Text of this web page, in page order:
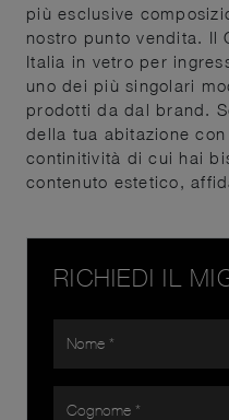
più esclusive
nostro punto vendita. Il
Italia in vetro per
uno dei più singolari
prodotti da dal brand.
della tua abitazione
continitività di cui hai
contenuto estetico,
RICHIEDI IL